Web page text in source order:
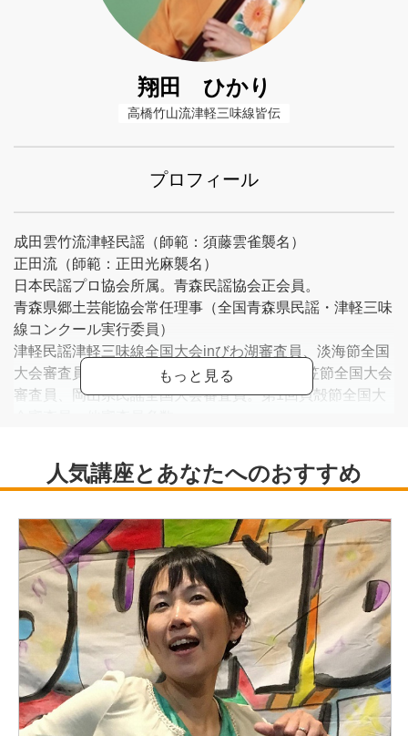
翔田 ひかり
高橋竹山流津軽三味線皆伝
プロフィール
成田雲竹流津軽民謡（師範：須藤雲雀襲名）
正田流（師範：正田光麻襲名）
日本民謡プロ協会所属。青森民謡協会正会員。
青森県郷土芸能協会常任理事（全国青森県民謡・津軽三味
線コンクール実行委員）
津軽民謡津軽三味線全国大会inびわ湖審査員、淡海節全国
大会審査員、兵庫県民謡全国大会審査員、菅笠節全国大会
審査員、岡山県民謡全国大会審査員。第1回貝殻節全国大
合会総合優勝（NHK賞）、日本テレビ主催・文化庁後援
「輝け！日本民謡大賞全国大会NNS特別賞」、他受賞多
民音公演「津軽名人芸の世界」全国ツアー
関西テレビ「よーいどん」隣りの人間国宝さん
テレビ大阪「キダタロー＆翔田ひかり出発進行祝い歌」レ
ギュラー
朝日放送ABCラジオ・ラジオ大阪「翔田ひかりの民謡
COSMOS」レギュラー
NHK－BS2「生放送！日本民謡リクエスト」レギュラー
（正月特番4夜連続）、BS－TBS関口宏「ニッポン風土
記」他出演多数